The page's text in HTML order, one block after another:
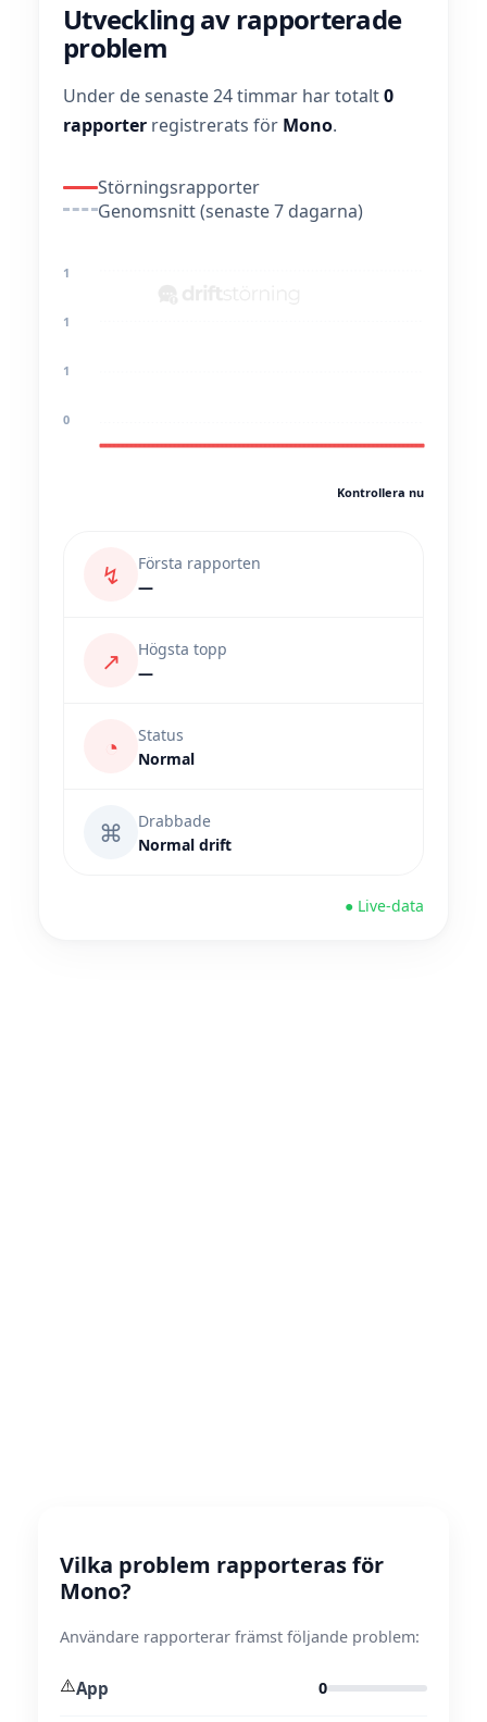
Utveckling av rapporterade
problem
Under de senaste 24 timmar har totalt0
rapporter registrerats för Mono.
Störningsrapporter
Genomsnitt (senaste 7 dagarna)
1
1
1
0
Kontrollera nu
↯
Första rapporten
—
↗
Högsta topp
—
◔
Status
Normal
⌘
Drabbade
Normal drift
● Live-data
Vilka problem rapporteras för
Mono?
Användare rapporterar främst följande problem:
⚠️App 0